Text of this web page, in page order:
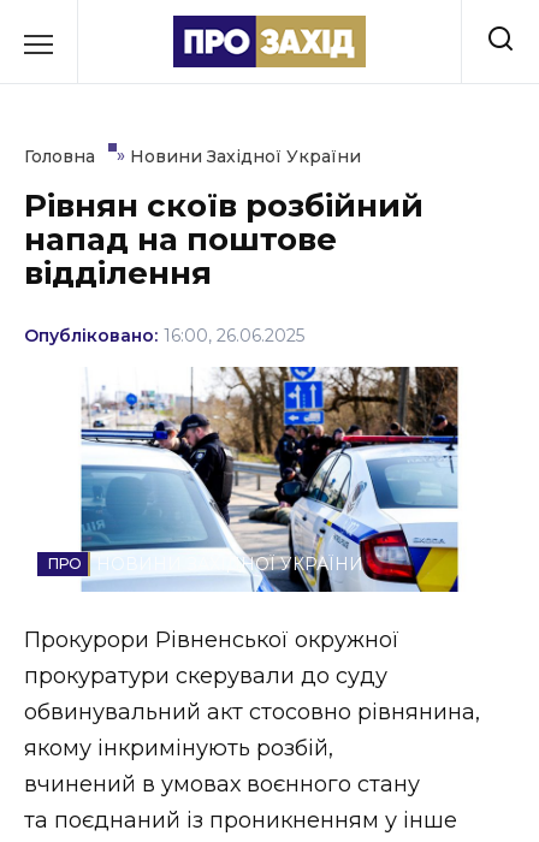
до
Культура
Освіта
Події
Політика
Соціум
Спорт
Стиль життя
Втрачений Ужгород (відеоверсія)
ЗАКАРПАТСЬКІ НОВИНИ
Головна » Новини Західної України
Рівнян скоїв розбійний
напад на поштове
відділення
Опубліковано: 16:00, 26.06.2025
НОВИНИ ЗАХІДНОЇ УКРАЇНИ
Прокурори Рівненської окружної
прокуратури скерували до суду
обвинувальний акт стосовно рівнянина,
якому інкримінують розбій,
вчинений в умовах воєнного стану
та поєднаний із проникненням у інше